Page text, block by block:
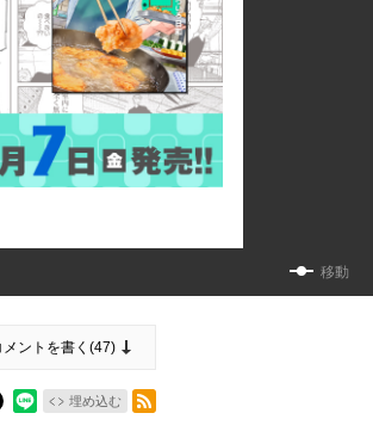
移動
メントを書く(47)
埋め込む